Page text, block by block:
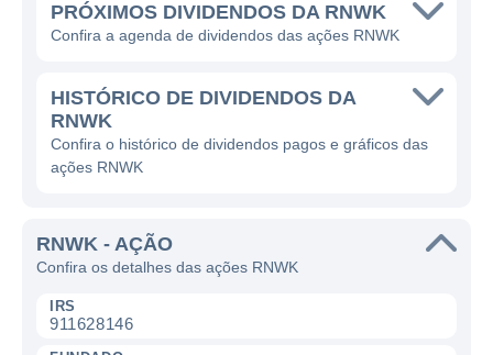
PRÓXIMOS DIVIDENDOS DA RNWK
Confira a agenda de dividendos das ações RNWK
HISTÓRICO DE DIVIDENDOS DA
RNWK
Confira o histórico de dividendos pagos e gráficos das
ações RNWK
RNWK - AÇÃO
Confira os detalhes das ações RNWK
IRS
911628146